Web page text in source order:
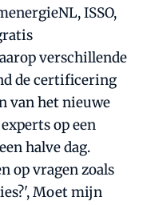
ISSO,
verschillende
de certificering
van het nieuwe
op een
halve dag.
op vragen zoals
Moet mijn